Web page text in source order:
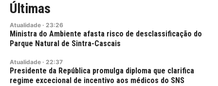
Últimas
Atualidade · 23:26
Ministra do Ambiente afasta risco de desclassificação do
Parque Natural de Sintra-Cascais
Atualidade · 22:37
Presidente da República promulga diploma que clarifica
regime excecional de incentivo aos médicos do SNS